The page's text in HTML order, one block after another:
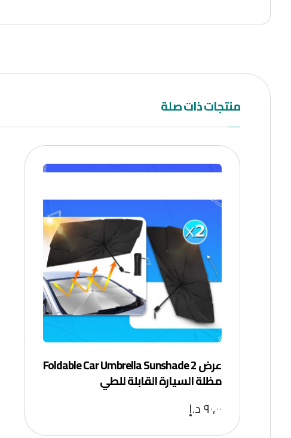
منتجات ذات صلة
عرض 2 Foldable Car Umbrella Sunshade
مظلة السيارة القابلة للطي
٩٠,٠٠د.إ